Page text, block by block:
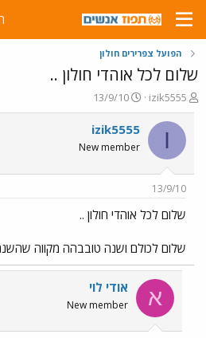
הפועל צפרירים חולון
שלום לכל אוהדי חולון ..
פ
ו
ת
ח
ה
ו
ש
א
izik5555
פ
ו
ר
ס
ם
ר
13/9/10
I
izik5555
New member
13/9/10
שלום לכל אוהדי חולון ..
שלום לכולם ושנה טובבהה מקווה
א אודי לוי
New member